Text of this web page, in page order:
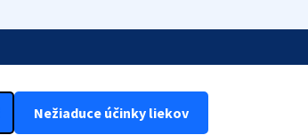
Nežiaduce účinky liekov